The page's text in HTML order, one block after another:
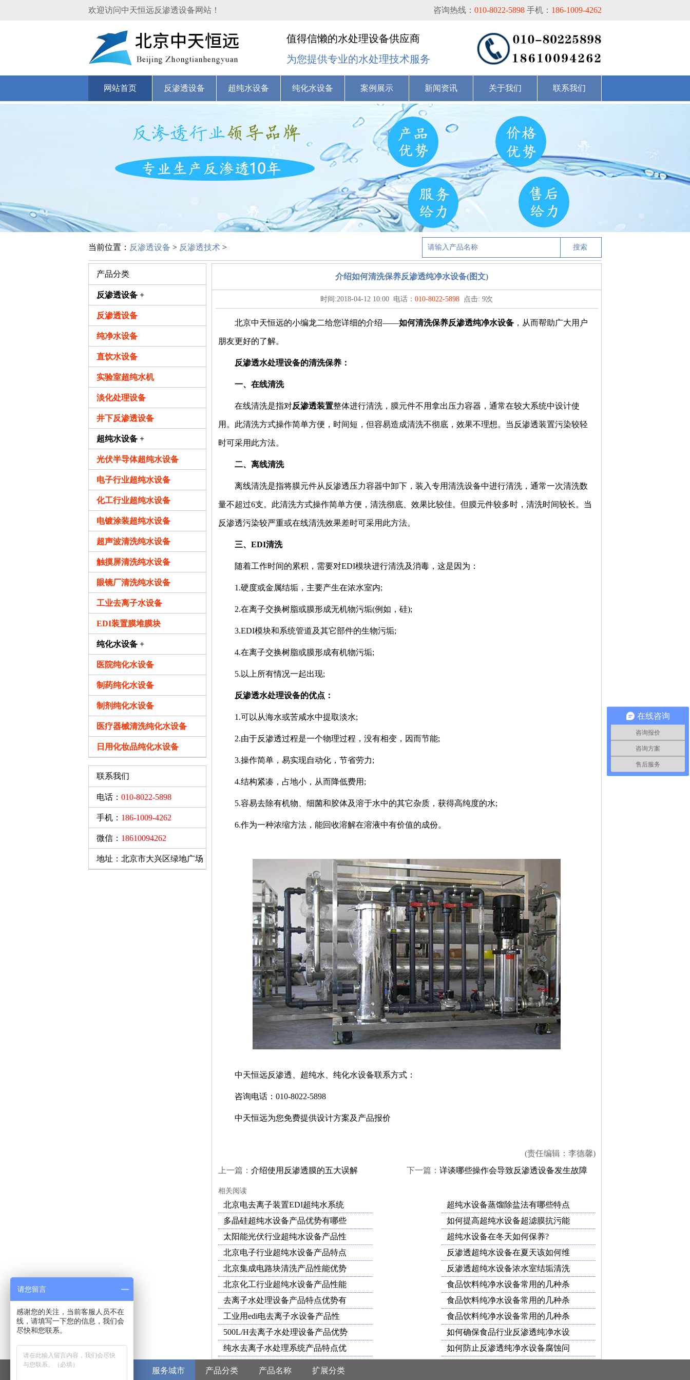
欢迎访问中天恒远反渗透设备网站！ 咨询热线： 010-8022-5898 手机： 186-1009-4262
值得信懒的水处理设备供应商
为您提供专业的水处理技术服务
网站首页 反渗透设备 超纯水设备 纯化水设备 案例展示 新闻资讯 关于我们 联系我们
当前位置： 反渗透设备 > 反渗透技术 >
介绍如何清洗保养反渗透纯净水设备(图文)
时间:2018-04-12 10:00 电话： 010-8022-5898 点击: 9次
北京中天恒远的小编龙二给您详细的介绍——如何清洗保养反渗透纯净水设备，从而帮助广大用户
朋友更好的了解。
反渗透水处理设备的清洗保养：
一、在线清洗
在线清洗是指对反渗透装置整体进行清洗，膜元件不用拿出压力容器，通常在较大系统中设计使
用。此清洗方式操作简单方便，时间短，但容易造成清洗不彻底，效果不理想。当反渗透装置污染较轻
时可采用此方法。
二、离线清洗
离线清洗是指将膜元件从反渗透压力容器中卸下，装入专用清洗设备中进行清洗，通常一次清洗数
量不超过6支。此清洗方式操作简单方便，清洗彻底、效果比较佳。但膜元件较多时，清洗时间较长。当
反渗透污染较严重或在线清洗效果差时可采用此方法。
三、EDI清洗
随着工作时间的累积，需要对EDI模块进行清洗及消毒，这是因为：
1.硬度或金属结垢，主要产生在浓水室内;
2.在离子交换树脂或膜形成无机物污垢(例如，硅);
3.EDI模块和系统管道及其它部件的生物污垢;
4.在离子交换树脂或膜形成有机物污垢;
5.以上所有情况一起出现;
反渗透水处理设备的优点：
1.可以从海水或苦咸水中提取淡水;
2.由于反渗透过程是一个物理过程，没有相变，因而节能;
3.操作简单，易实现自动化，节省劳力;
4.结构紧凑，占地小，从而降低费用;
5.容易去除有机物、细菌和胶体及溶于水中的其它杂质，获得高纯度的水;
6.作为一种浓缩方法，能回收溶解在溶液中有价值的成份。
中天恒远反渗透、超纯水、纯化水设备联系方式：
咨询电话：010-8022-5898
中天恒远为您免费提供设计方案及产品报价
(责任编辑：李德馨)
上一篇： 介绍使用反渗透膜的五大误解 下一篇： 详谈哪些操作会导致反渗透设备发生故障
相关阅读
北京电去离子装置EDI超纯水系统
多晶硅超纯水设备产品优势有哪些
太阳能光伏行业超纯水设备产品性
北京电子行业超纯水设备产品特点
北京集成电路块清洗产品性能优势
北京化工行业超纯水设备产品性能
去离子水处理设备产品特点优势有
工业用edi电去离子水设备产品性
500L/H去离子水处理设备产品优势
纯水去离子水处理系统产品特点优
超纯水设备蒸馏除盐法有哪些特点
如何提高超纯水设备超滤膜抗污能
超纯水设备在冬天如何保养?
反渗透超纯水设备在夏天该如何维
反渗透超纯水设备浓水室结垢清洗
食品饮料纯净水设备常用的几种杀
食品饮料纯净水设备常用的几种杀
食品饮料纯净水设备常用的几种杀
如何确保食品行业反渗透纯净水设
如何防止反渗透纯净水设备腐蚀问
产品分类
反渗透设备 +
反渗透设备
纯净水设备
直饮水设备
实验室超纯水机
淡化处理设备
井下反渗透设备
超纯水设备 +
光伏半导体超纯水设备
电子行业超纯水设备
化工行业超纯水设备
电镀涂装超纯水设备
超声波清洗纯水设备
触摸屏清洗纯水设备
眼镜厂清洗纯水设备
工业去离子水设备
EDI装置膜堆膜块
纯化水设备 +
医院纯化水设备
制药纯化水设备
制剂纯化水设备
医疗器械清洗纯化水设备
日用化妆品纯化水设备
联系我们
电话： 010-8022-5898
手机： 186-1009-4262
微信： 18610094262
地址：北京市大兴区绿地广场
服务城市 产品分类 产品名称 扩展分类
在线咨询
咨询报价
咨询方案
售后服务
请您留言
感谢您的关注，当前客服人员不在
线，请填写一下您的信息，我们会
尽快和您联系。